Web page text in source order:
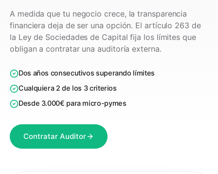
A medida que tu negocio crece, la transparencia
financiera deja de ser una opción. El artículo 263 de
la Ley de Sociedades de Capital fija los límites que
obligan a contratar una auditoría externa.
Dos años consecutivos superando límites
Cualquiera 2 de los 3 criterios
Desde 3.000€ para micro-pymes
Contratar Auditor